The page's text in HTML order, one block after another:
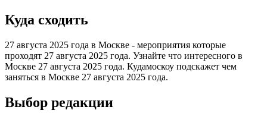
Куда сходить
27 августа 2025 года в Москве - мероприятия которые
проходят 27 августа 2025 года. Узнайте что интересного в
Москве 27 августа 2025 года. Кудамоскоу подскажет чем
заняться в Москве 27 августа 2025 года.
Выбор редакции